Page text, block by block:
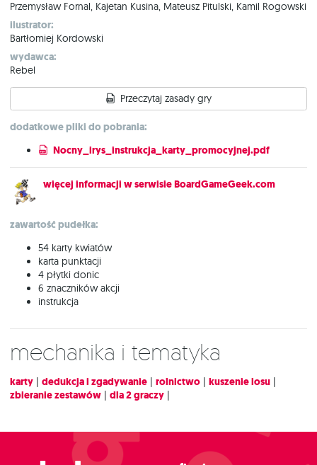
Przemysław Fornal, Kajetan Kusina, Mateusz Pitulski, Kamil Rogowski
ilustrator:
Bartłomiej Kordowski
wydawca:
Rebel
Przeczytaj zasady gry
dodatkowe pliki do pobrania:
Nocny_irys_instrukcja_karty_promocyjnej.pdf
więcej informacji w serwisie BoardGameGeek.com
zawartość pudełka:
54 karty kwiatów
karta punktacji
4 płytki donic
6 znaczników akcji
instrukcja
Mechanika i tematyka
karty | dedukcja i zgadywanie | rolnictwo | kuszenie losu |
zbieranie zestawów | dla 2 graczy |